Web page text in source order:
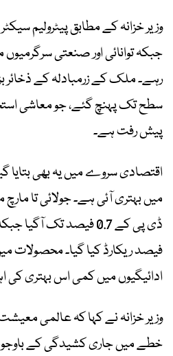
جبکہ توانائی اور صنعتی سرگرمیوں
سطح تک پہنچ گئے، جو معاشی
پیش رفت ہے۔
اقتصادی سروے میں یہ بھی بتایا
میں بہتری آئی ہے۔ جولائی تا
فیصد ریکارڈ کیا گیا۔ محصولات
ادائیگیوں میں کمی اس بہتری کی
وزیر خزانہ نے کہا کہ عالمی
خطے میں جاری کشیدگی کے